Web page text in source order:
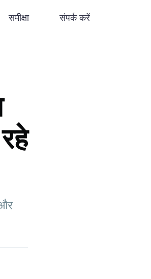
समीक्षा संपर्क करें